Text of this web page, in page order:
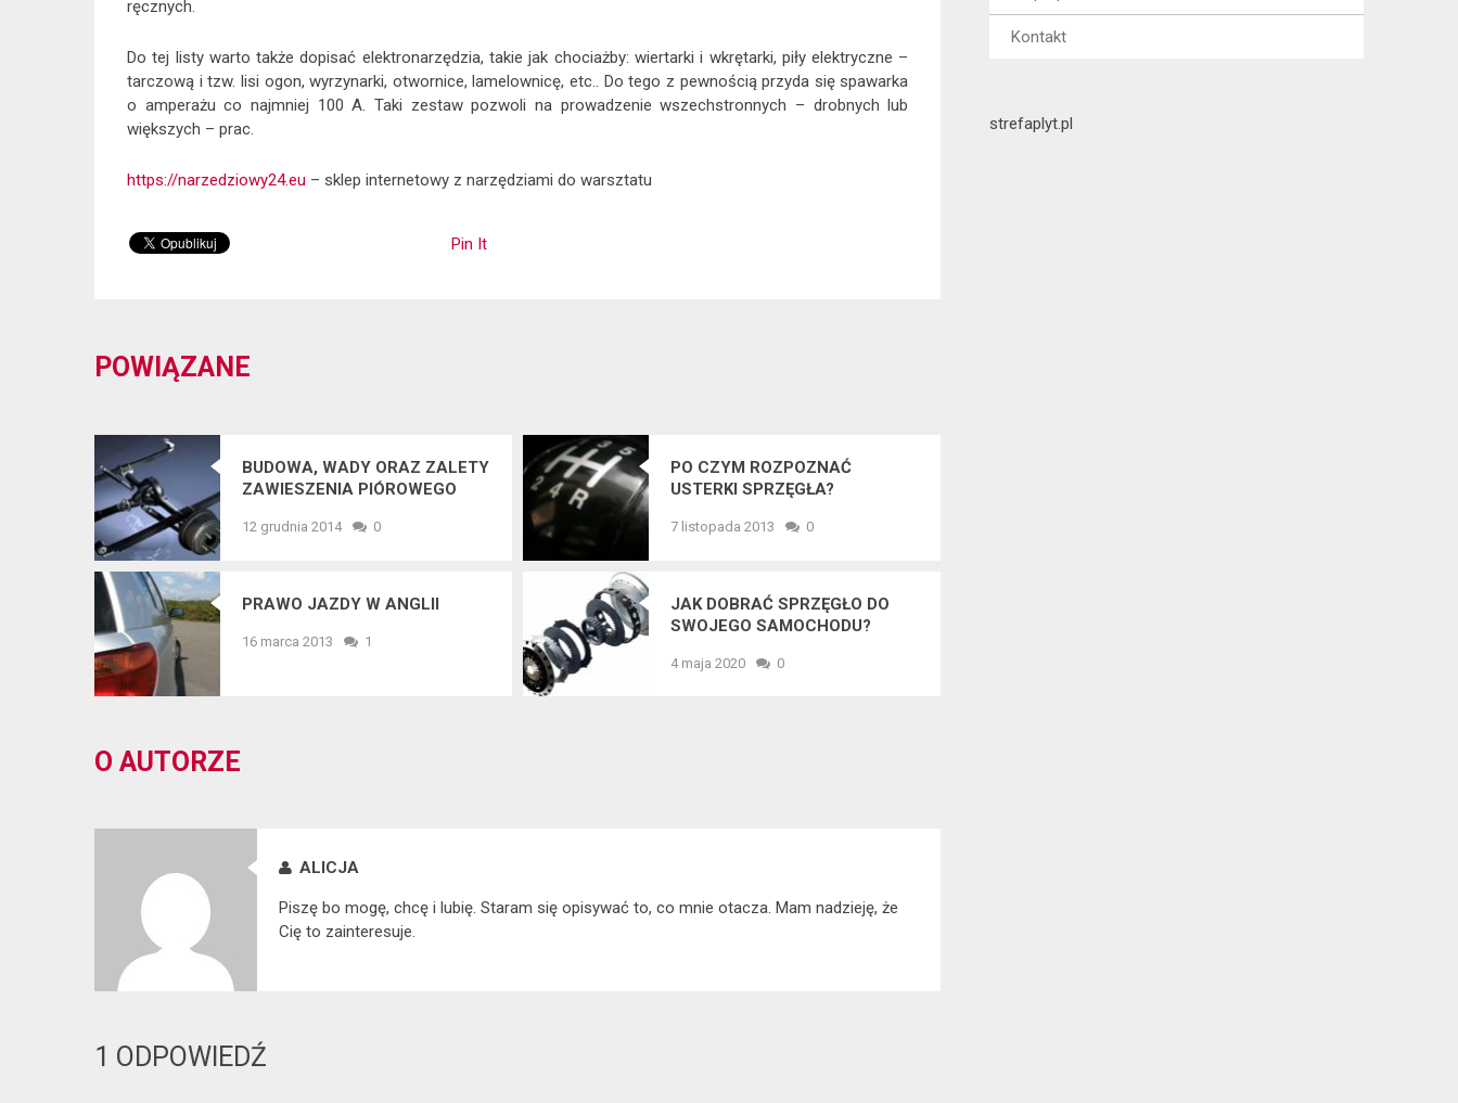
ręcznych.
Do tej listy warto także dopisać elektronarzędzia, takie jak chociażby: wiertarki i wkrętarki, piły elektryczne –
tarczową i tzw. lisi ogon, wyrzynarki, otwornice, lamelownicę, etc.. Do tego z pewnością przyda się spawarka
o amperażu co najmniej 100 A. Taki zestaw pozwoli na prowadzenie wszechstronnych – drobnych lub
większych – prac.
https://narzedziowy24.eu – sklep internetowy z narzędziami do warsztatu
Pin It
POWIĄZANE
BUDOWA, WADY ORAZ ZALETY
ZAWIESZENIA PIÓROWEGO
12 grudnia 2014 0
PO CZYM ROZPOZNAĆ
USTERKI SPRZĘGŁA?
7 listopada 2013 0
PRAWO JAZDY W ANGLII
16 marca 2013 1
JAK DOBRAĆ SPRZĘGŁO DO
SWOJEGO SAMOCHODU?
4 maja 2020 0
O AUTORZE
ALICJA
Piszę bo mogę, chcę i lubię. Staram się opisywać to, co mnie otacza. Mam nadzieję, że
Cię to zainteresuje.
1 ODPOWIEDŹ
Kontakt
strefaplyt.pl